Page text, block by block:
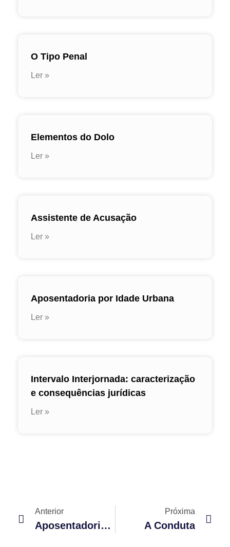
O Tipo Penal
Ler »
Elementos do Dolo
Ler »
Assistente de Acusação
Ler »
Aposentadoria por Idade Urbana
Ler »
Intervalo Interjornada: caracterização
e consequências jurídicas
Ler »
Anterior
Aposentadoria Por Idade Urbana
Próxima
A Conduta